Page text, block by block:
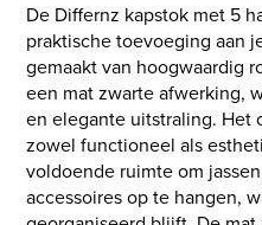
De Differnz kapstok met 5
praktische toevoeging aan
gemaakt van hoogwaardig
een mat zwarte afwerking,
en elegante uitstraling. Het
zowel functioneel als
voldoende ruimte om
accessoires op te hangen,